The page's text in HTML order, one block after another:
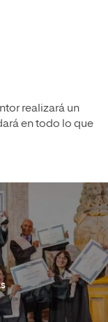
realizará un
en todo lo que